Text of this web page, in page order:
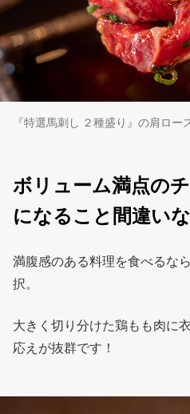
『特選馬刺し ２種盛り』の肩ロー
ボリューム満点の
になること間違いな
満腹感のある料理を食べるな
択。
大きく切り分けた鶏もも肉に
応えが抜群です！